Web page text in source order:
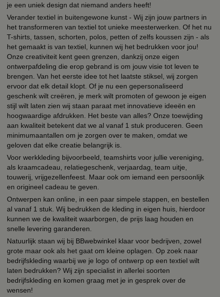
je een uniek design dat niemand anders heeft!
Verander textiel in buitengewone kunst - Wij zijn jouw partners in
het transformeren van textiel tot unieke meesterwerken. Of het nu
T-shirts, tassen, schorten, polos, petten of zelfs koussen zijn - als
het gemaakt is van textiel, kunnen wij het bedrukken voor jou!
Onze creativiteit kent geen grenzen, dankzij onze eigen
ontwerpafdeling die erop gebrand is om jouw visie tot leven te
brengen. Van het eerste idee tot het laatste stiksel, wij zorgen
ervoor dat elk detail klopt. Of je nu een gepersonaliseerd
geschenk wilt creëren, je merk wilt promoten of gewoon je eigen
stijl wilt laten zien wij staan paraat met innovatieve ideeën en
hoogwaardige afdrukken. Het beste van alles? Onze toewijding
aan kwaliteit betekent dat we al vanaf 1 stuk produceren. Geen
minimumaantallen om je zorgen over te maken, omdat we
geloven dat elke creatie belangrijk is.
Voor werkkleding bijvoorbeeld, teamshirts voor jullie vereniging,
als kraamcadeau, relatiegeschenk, verjaardag, team uitje,
touwerij, vrijgezellenfeest. Maar ook om iemand een persoonlijk
en origineel cadeau te geven.
Ontwerpen kan online, in een paar simpele stappen, en bestellen
al vanaf 1 stuk. Wij bedrukken de kleding in eigen huis, hierdoor
kunnen we de kwaliteit waarborgen, de prijs laag houden en
snelle levering garanderen.
Natuurlijk staan wij bij BBwebwinkel klaar voor bedrijven, zowel
grote maar ook als het gaat om kleine oplagen. Op zoek naar
bedrijfskleding waarbij we je logo of ontwerp op een textiel wilt
laten bedrukken? Wij zijn specialist in allerlei soorten
bedrijfskleding en komen graag met je in gesprek over de
wensen!